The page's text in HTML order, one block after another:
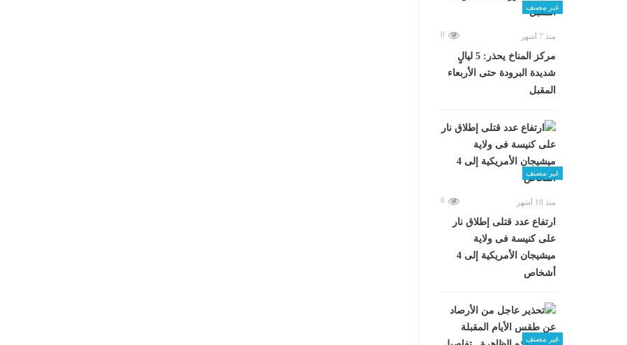
غير مصنف
منذ 7 أشهر 0
مركز المناخ يحذر: 5 ليالٍ
شديدة البرودة حتى الأربعاء
المقبل
غير مصنف
منذ 10 أشهر 0
ارتفاع عدد قتلى إطلاق نار
على كنيسة فى ولاية
ميشيجان الأمريكية إلى 4
أشخاص
غير مصنف